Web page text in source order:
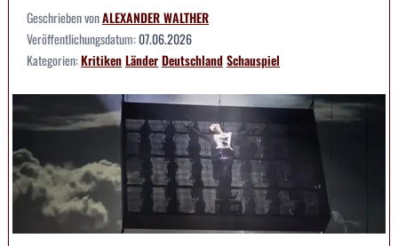
Geschrieben vonALEXANDER WALTHER
Veröffentlichungsdatum:07.06.2026
Kategorien:KritikenLänderDeutschlandSchauspiel